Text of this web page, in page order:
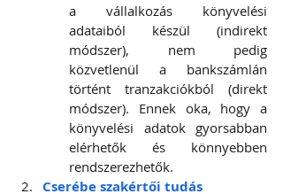
a vállalkozás könyvelési
adataiból készül (indirekt
módszer), nem pedig
közvetlenül a bankszámlán
történt tranzakciókból (direkt
módszer). Ennek oka, hogy a
könyvelési adatok gyorsabban
elérhetők és könnyebben
rendszerezhetők.
Cserébe szakértői tudás